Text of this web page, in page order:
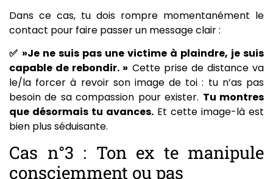
Dans ce cas, tu dois rompre momentanément le
contact pour faire passer un message clair :
✅ »Je ne suis pas une victime à plaindre, je suis
capable de rebondir. » Cette prise de distance va
le/la forcer à revoir son image de toi : tu n’as pas
besoin de sa compassion pour exister. Tu montres
que désormais tu avances. Et cette image-là est
bien plus séduisante.
Cas n°3 : Ton ex te manipule
consciemment ou pas